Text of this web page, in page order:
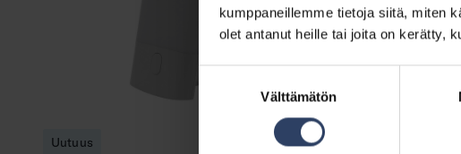
kumppaneillemme tietoja siitä, miten
olet antanut heille tai joita on kerätty,
Välttämätön
Uutuus